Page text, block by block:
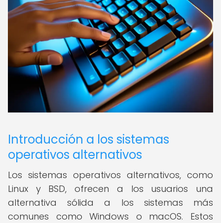
Introducción a los sistemas
operativos alternativos
Los sistemas operativos alternativos, como
Linux y BSD, ofrecen a los usuarios una
alternativa sólida a los sistemas más
comunes como Windows o macOS. Estos